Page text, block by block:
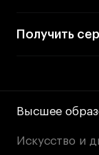
Получить
Высшее
Искусство и